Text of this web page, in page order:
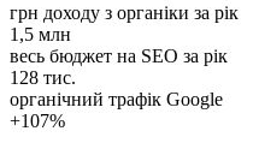
грн доходу з органіки за рік
1,5 млн
весь бюджет на SEO за рік
128 тис.
органічний трафік Google
+107%